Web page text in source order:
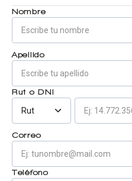
Financiamiento
Flotas
Centro de ayuda
Ver todo
Furgón
Doble
Nombre
Apellido
Rut o DNI
Rut
Correo
Teléfono